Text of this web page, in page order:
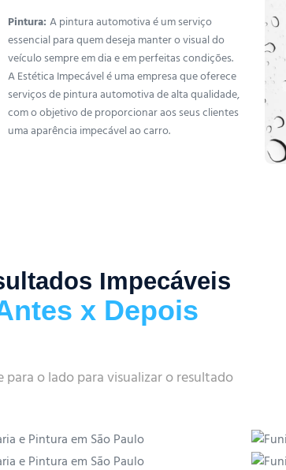
Pintura: A pintura automotiva é um serviço
essencial para quem deseja manter o visual do
veículo sempre em dia e em perfeitas condições.
A Estética Impecável é uma empresa que oferece
serviços de pintura automotiva de alta qualidade,
com o objetivo de proporcionar aos seus clientes
uma aparência impecável ao carro.
Impecáveis
x Depois
para o lado para visualizar o resultado